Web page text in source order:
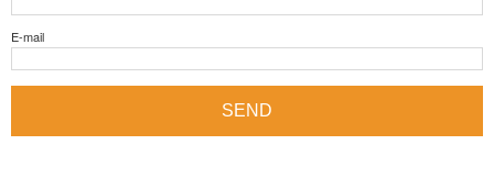
E-mail